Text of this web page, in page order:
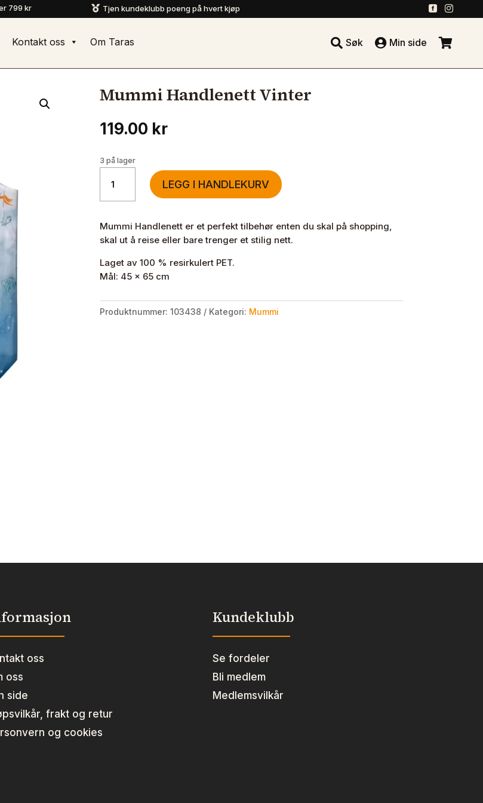
799 kr  Tjen kundeklubb poeng på hvert kjøp  
Kontakt oss Om Taras  Søk  Min side 
Mummi Handlenett Vinter
119.00 kr
3 på lager
Handlenett
Vinter
LEGG I HANDLEKURV
Mummi Handlenett er et perfekt tilbehør enten du skal på shopping,
skal ut å reise eller bare trenger et stilig nett.
Laget av 100 % resirkulert PET.
Mål: 45 x 65 cm
Produktnummer: 103438 Kategori: Mummi
oss
oss
side
frakt og retur
og cookies
Kundeklubb
Se fordeler
Bli medlem
Medlemsvilkår